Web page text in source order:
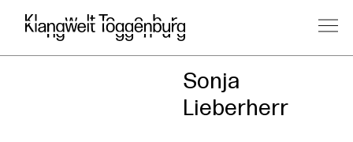
Sonja
Lieberherr